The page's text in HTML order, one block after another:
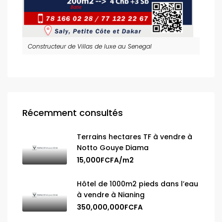
Constructeur de Villas de luxe au Senegal
Récemment consultés
Terrains hectares TF à vendre à
Notto Gouye Diama
15,000FCFA/m2
Hôtel de 1000m2 pieds dans l’eau
à vendre à Nianing
350,000,000FCFA